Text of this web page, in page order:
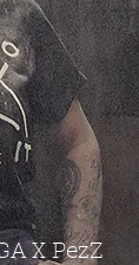
X PezZ